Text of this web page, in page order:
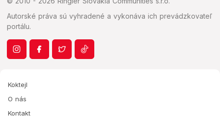
Autorské práva sú vyhradené a vykonáva ich prevádzkovateľ
portálu.
Koktejl
O nás
Kontakt